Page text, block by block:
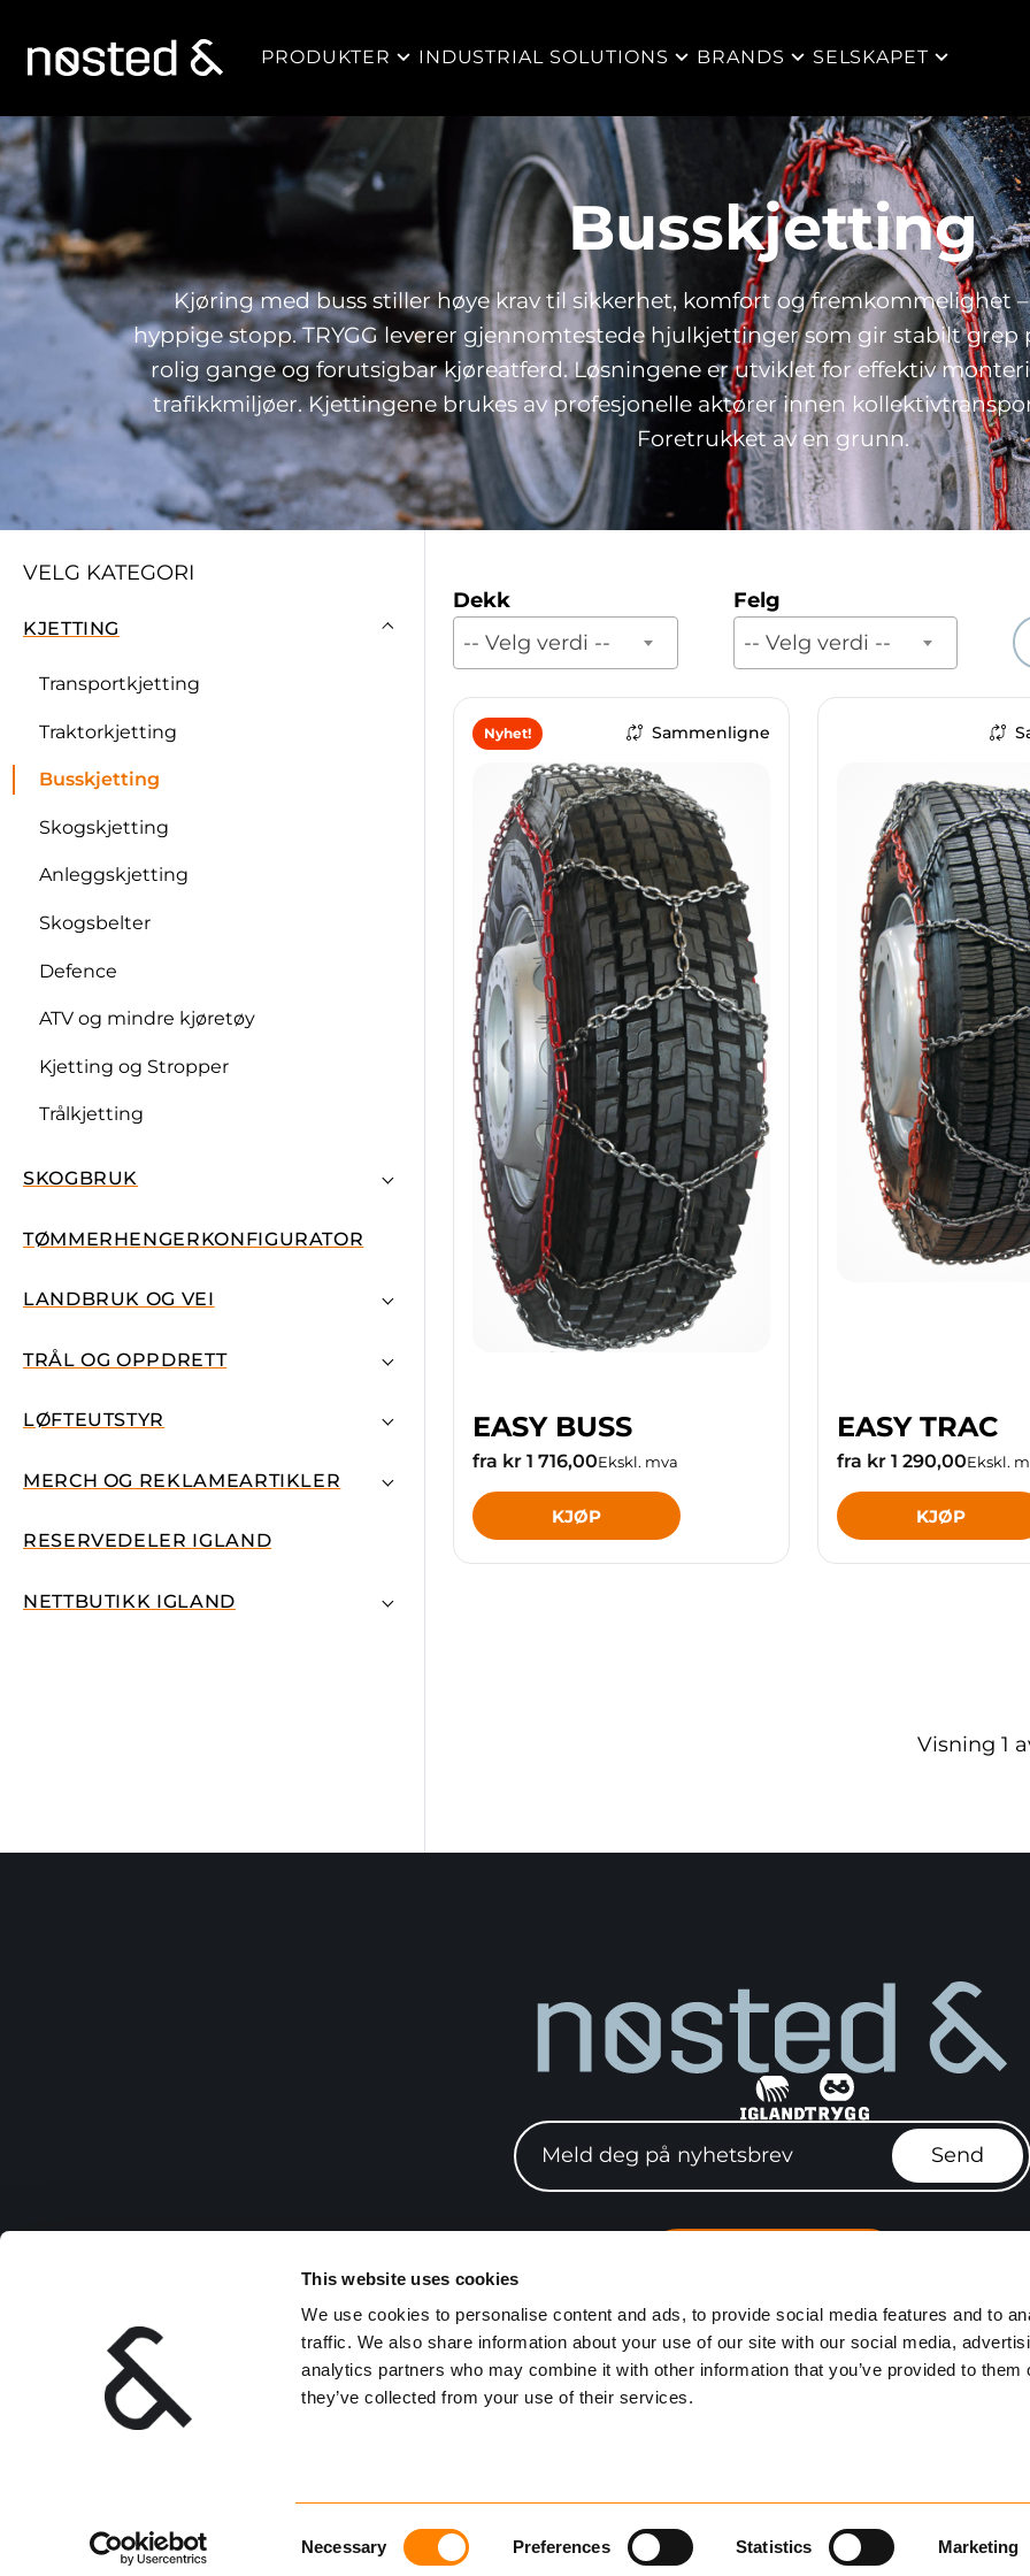
This website uses cookies
We use cookies to personalise content and ads, to provide social media features and to
traffic. We also share information about your use of our site with our social media,
analytics partners who may combine it with other information that you’ve provided to them
they’ve collected from your use of their services.
Necessary Preferences Statistics Marketing
PRODUKTER INDUSTRIAL SOLUTIONS BRANDS SELSKAPET
Busskjetting
Kjøring med buss stiller høye krav til sikkerhet, komfort og fremkommelighet
hyppige stopp. TRYGG leverer gjennomtestede hjulkjettinger som gir stabilt grep
rolig gange og forutsigbar kjøreatferd. Løsningene er utviklet for effektiv
trafikkmiljøer. Kjettingene brukes av profesjonelle aktører innen
Foretrukket av en grunn.
VELG KATEGORI
KJETTING
Transportkjetting
Traktorkjetting
Busskjetting
Skogskjetting
Anleggskjetting
Skogsbelter
Defence
ATV og mindre kjøretøy
Kjetting og Stropper
Trålkjetting
SKOGBRUK
TØMMERHENGERKONFIGURATOR
LANDBRUK OG VEI
TRÅL OG OPPDRETT
LØFTEUTSTYR
MERCH OG REKLAMEARTIKLER
RESERVEDELER IGLAND
NETTBUTIKK IGLAND
Dekk
-- Velg verdi --
Felg
-- Velg verdi --
Nyhet! Sammenligne
EASY BUSS
fra kr 1 716,00Ekskl. mva
KJØP
EASY TRAC
fra kr 1 290,00Ekskl.
KJØP
Visning 1
Meld deg på nyhetsbrev" Send
Ledige stillingerIgland
PersonvernKjøpsvilkårÅpenhetslovenMediebank